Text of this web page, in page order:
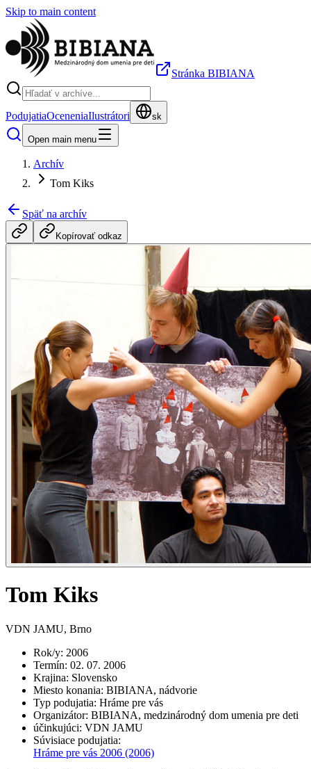
Skip to main content
Stránka BIBIANA
PodujatiaOceneniaIlustrátori sk
Open main menu
Archív
Tom Kiks
Späť na archív
Kopírovať odkaz
Tom Kiks
VDN JAMU, Brno
Rok/y: 2006
Termín: 02. 07. 2006
Krajina: Slovensko
Miesto konania: BIBIANA, nádvorie
Typ podujatia: Hráme pre vás
Organizátor: BIBIANA, medzinárodný dom umenia pre deti
účinkujúci: VDN JAMU
Súvisiace podujatia:
Hráme pre vás 2006 (2006)